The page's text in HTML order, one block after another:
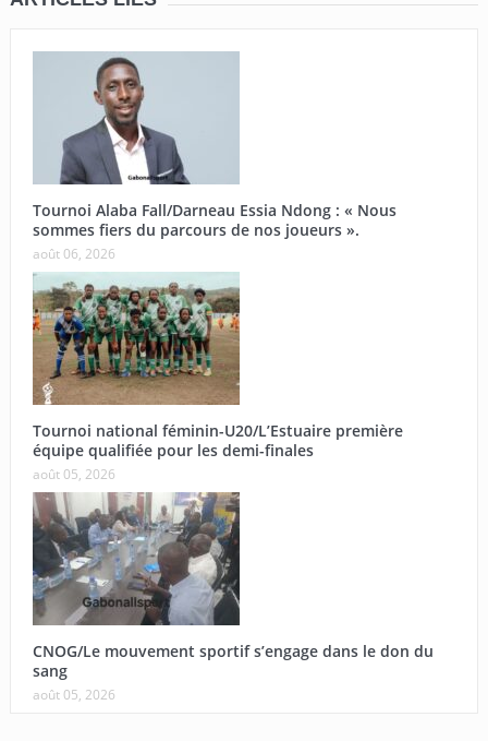
Tournoi Alaba Fall/Darneau Essia Ndong : « Nous
sommes fiers du parcours de nos joueurs ».
août 06, 2026
Tournoi national féminin-U20/L’Estuaire première
équipe qualifiée pour les demi-finales
août 05, 2026
CNOG/Le mouvement sportif s’engage dans le don du
sang
août 05, 2026